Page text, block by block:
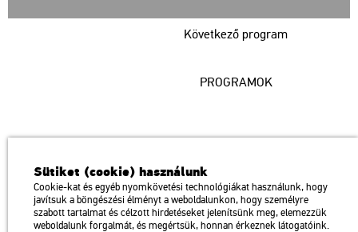
Következő program
PROGRAMOK
a Magyar Művészeti Akadémia intézménye
1146 Budapest, Dózsa György út 37.
Megközelíthető: Millenniumi Földalatti Vasút – Hősök tere megállótérkép
Sütiket (cookie) használunk
Cookie-kat és egyéb nyomkövetési technológiákat használunk, hogy
javítsuk a böngészési élményt a weboldalunkon, hogy személyre
szabott tartalmat és célzott hirdetéseket jelenítsünk meg, elemezzük
weboldalunk forgalmát, és megértsük, honnan érkeznek látogatóink.